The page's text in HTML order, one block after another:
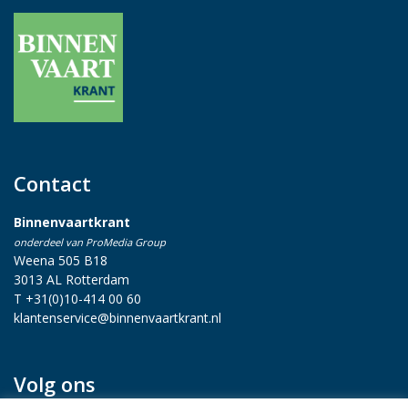
Contact
Binnenvaartkrant
onderdeel van ProMedia Group
Weena 505 B18
3013 AL Rotterdam
T +31(0)10-414 00 60
klantenservice@binnenvaartkrant.nl
Volg ons